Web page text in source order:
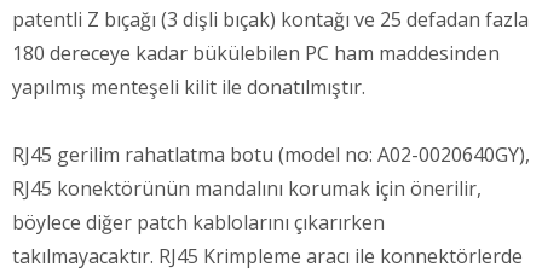
patentli Z bıçağı (3 dişli bıçak) kontağı ve 25 defadan fazla
180 dereceye kadar bükülebilen PC ham maddesinden
yapılmış menteşeli kilit ile donatılmıştır.
RJ45 gerilim rahatlatma botu (model no: A02-0020640GY),
RJ45 konektörünün mandalını korumak için önerilir,
böylece diğer patch kablolarını çıkarırken
takılmayacaktır. RJ45 Krimpleme aracı ile konnektörlerde